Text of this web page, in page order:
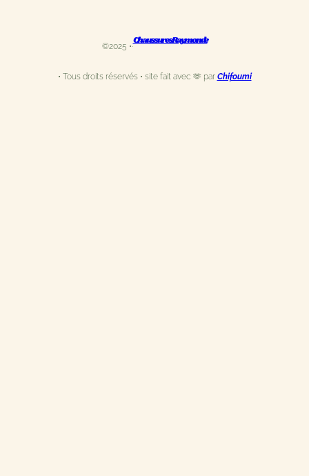
©2025 •·Chaussures Raymonde
• Tous droits réservés • site fait avec 🫶 par Chifoumi